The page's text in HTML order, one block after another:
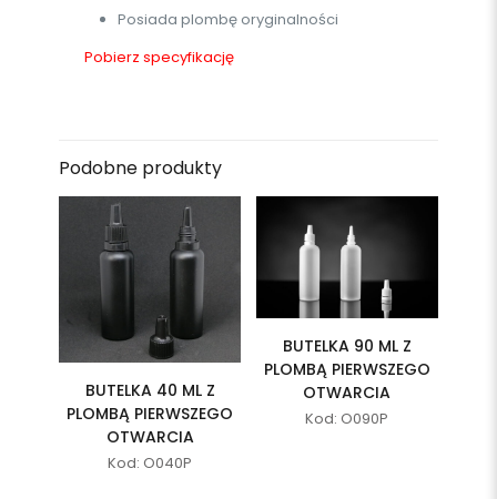
Posiada plombę oryginalności
Pobierz specyfikację
Podobne produkty
BUTELKA 40 ML Z
PLOMBĄ PIERWSZEGO
OTWARCIA
Kod: O040P
BUTELKA 90 ML Z
PLOMBĄ PIERWSZEGO
OTWARCIA
Kod: O090P